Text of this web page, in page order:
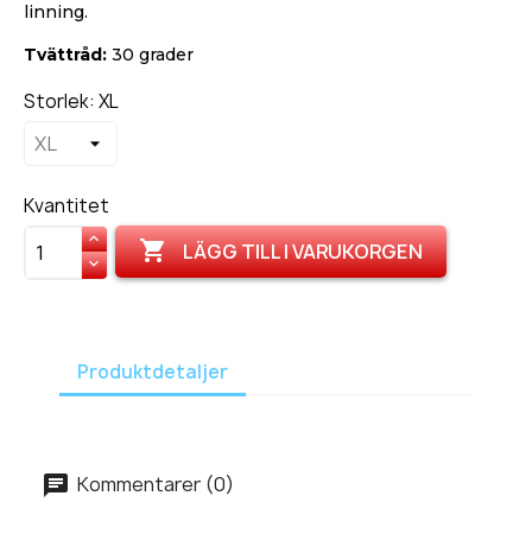
linning.
Tvättråd: 30 grader
Storlek: XL
Kvantitet
 LÄGG TILL I VARUKORGEN
Produktdetaljer
Kommentarer (0)